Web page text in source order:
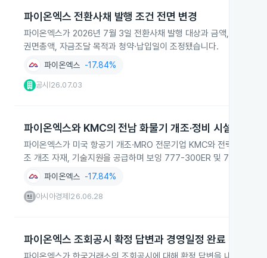
파이온엑스 전환사채 발행 조건 전면 변경
파이온엑스가 2026년 7월 3일 전환사채 발행 대상과 금액, 목적, 전
권면총액, 자금조달 목적과 청약·납입일이 조정됐습니다.
파이온엑스 -17.84%
공시 26.07.03
파이온엑스와 KMC의 전남 화물기 개조·정비 시설 구축
파이온엑스가 미국 항공기 개조·MRO 전문기업 KMC와 전략적 벤더
조 개조 자재, 기술지원을 공급하며 보잉 777-300ER 및 787-9 화
파이온엑스 -17.84%
아시아경제 26.06.28
파이온엑스 조회공시 확정 답변과 경영일정 완료